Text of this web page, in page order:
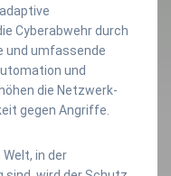
Cyberabwehr durch
und umfassende
und
die Netzwerk-
gegen Angriffe.
in der